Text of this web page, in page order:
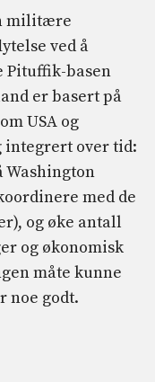
militære
ved å
Pituffik-basen
er basert på
USA og
integrert over tid:
med de
og øke antall
og økonomisk
måte kunne
noe godt.